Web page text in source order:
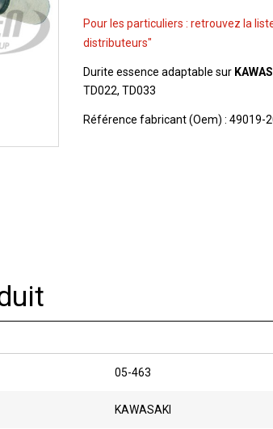
Pour les particuliers : retrouvez la
distributeurs"
Durite essence adaptable sur
TD022, TD033
Référence fabricant (Oem) : 49019-
05-463
KAWASAKI